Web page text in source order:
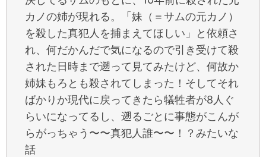
カノの姉が現れる。「妹（＝サムの元カノ）
を殺した真犯人を捕まえてほしい」と依頼さ
れ、何だかんだで気になるので引き受けて殺
された日時まで遡って見てみたけど、何故か
姉妹もろとも殺されてしまった！そしてそれ
ばかりか現代に戻ってきたら犠牲者が8人ぐ
らいになってるし、遡るごとに事態がこんが
らがっちゃう〜〜真犯人誰〜〜！？みたいな
話